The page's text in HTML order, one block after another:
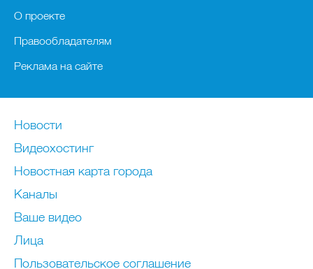
О проекте
Правообладателям
Реклама на сайте
Новости
Видеохостинг
Новостная карта города
Каналы
Ваше видео
Лица
Пользовательское соглашение